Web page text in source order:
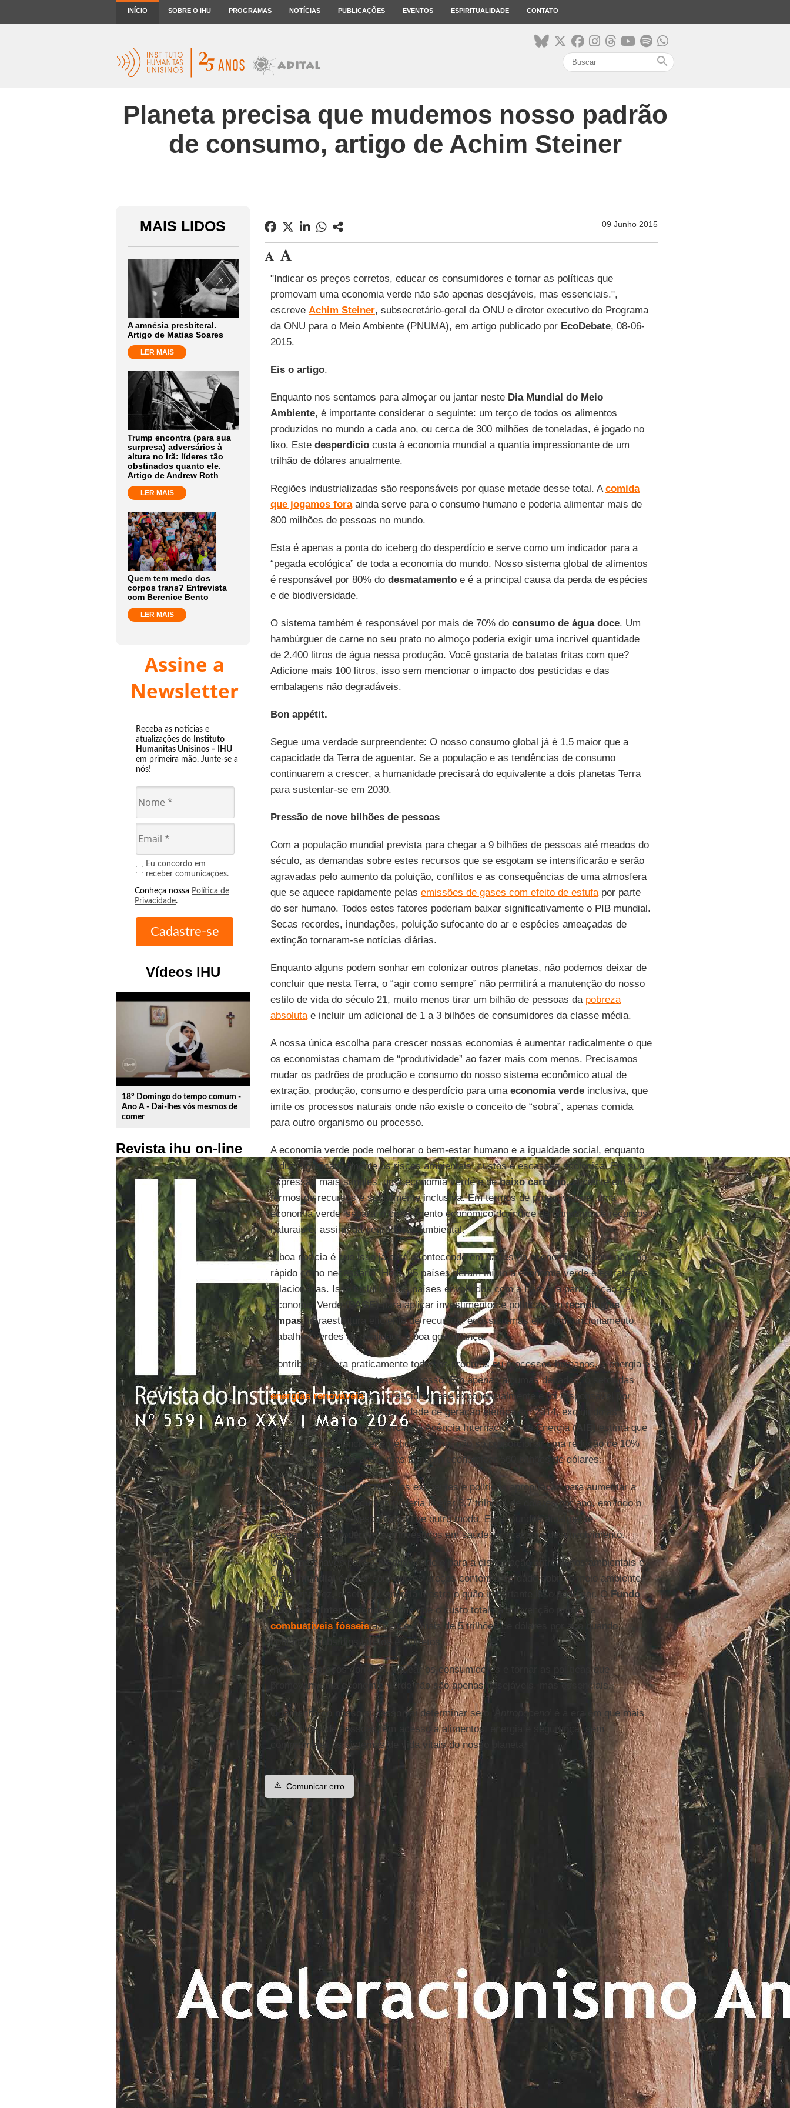
INÍCIO SOBRE O IHU PROGRAMAS NOTÍCIAS PUBLICAÇÕES EVENTOS ESPIRITUALIDADE CONTATO
search
Planeta precisa que mudemos nosso padrão
de consumo, artigo de Achim Steiner
MAIS LIDOS
A amnésia presbiteral.
Artigo de Matias Soares
LER MAIS
Trump encontra (para sua
surpresa) adversários à
altura no Irã: líderes tão
obstinados quanto ele.
Artigo de Andrew Roth
LER MAIS
Quem tem medo dos
corpos trans? Entrevista
com Berenice Bento
LER MAIS
Assine a
Newsletter
Receba as notícias e
atualizações do Instituto
Humanitas Unisinos – IHU
em primeira mão. Junte-se a
nós!
Eu concordo em
receber comunicações.
Conheça nossa Política de
Privacidade.
Vídeos IHU
play_circle_outline
18º Domingo do tempo comum -
Ano A - Dai-lhes vós mesmos de
comer
Revista ihu on-line
09 Junho 2015
"Indicar os preços corretos, educar os consumidores e tornar as políticas que
promovam uma economia verde não são apenas desejáveis, mas essenciais.",
escreve Achim Steiner, subsecretário-geral da ONU e diretor executivo do Programa
da ONU para o Meio Ambiente (PNUMA), em artigo publicado por EcoDebate, 08-06-
2015.
Eis o artigo.
Enquanto nos sentamos para almoçar ou jantar neste Dia Mundial do Meio
Ambiente, é importante considerar o seguinte: um terço de todos os alimentos
produzidos no mundo a cada ano, ou cerca de 300 milhões de toneladas, é jogado no
lixo. Este desperdíciocusta à economia mundial a quantia impressionante de um
trilhão de dólares anualmente.
Regiões industrializadas são responsáveis por quase metade desse total. Acomida
que jogamos foraainda serve para o consumo humano e poderia alimentar mais de
800 milhões de pessoas no mundo.
Esta é apenas a ponta do iceberg do desperdício e serve como um indicador para a
“pegada ecológica” de toda a economia do mundo. Nosso sistema global de alimentos
é responsável por 80% do desmatamentoe é a principal causa da perda de espécies
e de biodiversidade.
O sistema também é responsável por mais de 70% do consumo de água doce. Um
hambúrguer de carne no seu prato no almoço poderia exigir uma incrível quantidade
de 2.400 litros de água nessa produção. Você gostaria de batatas fritas com que?
Adicione mais 100 litros, isso sem mencionar o impacto dos pesticidas e das
embalagens não degradáveis.
Bon appétit.
Segue uma verdade surpreendente: O nosso consumo global já é 1,5 maior que a
capacidade da Terra de aguentar. Se a população e as tendências de consumo
continuarem a crescer, a humanidade precisará do equivalente a dois planetas Terra
para sustentar-se em 2030.
Pressão de nove bilhões de pessoas
Com a população mundial prevista para chegar a 9 bilhões de pessoas até meados do
século, as demandas sobre estes recursos que se esgotam se intensificarão e serão
agravadas pelo aumento da poluição, conflitos e as consequências de uma atmosfera
que se aquece rapidamente pelas emissões de gases com efeito de estufapor parte
do ser humano. Todos estes fatores poderiam baixar significativamente o PIB mundial.
Secas recordes, inundações, poluição sufocante do ar e espécies ameaçadas de
extinção tornaram-se notícias diárias.
Enquanto alguns podem sonhar em colonizar outros planetas, não podemos deixar de
concluir que nesta Terra, o “agir como sempre” não permitirá a manutenção do nosso
estilo de vida do século 21, muito menos tirar um bilhão de pessoas da pobreza
absolutae incluir um adicional de 1 a 3 bilhões de consumidores da classe média.
A nossa única escolha para crescer nossas economias é aumentar radicalmente o que
os economistas chamam de “produtividade” ao fazer mais com menos. Precisamos
mudar os padrões de produção e consumo do nosso sistema econômico atual de
extração, produção, consumo e desperdício para uma economia verdeinclusiva, que
imite os processos naturais onde não existe o conceito de “sobra”, apenas comida
para outro organismo ou processo.
A economia verde pode melhorar o bem-estar humano e a igualdade social, enquanto
reduz significativamente os riscos ambientais, custos e escassez ecológica. Em sua
expressão mais simples, uma economia verde é debaixo carbono, eficiente em
termos de recursos e socialmente inclusiva. Em termos de produtividade, uma
economia verde ‘separa’ o crescimento econômico do índice de consumo de recursos
naturais e, assim, da degradação ambiental.
A boa notícia é que isso já está acontecendo em partes da economia, embora não tão
rápido como necessário. Hoje, 65 países deram início a economia verde e estratégias
relacionadas. Isso inclui muitos países envolvidos com a Parceria para a Ação pela
Economia Verde (
PAGE) para aplicar investimentos e políticas emtecnologias
limpas, infraestrutura eficiente de recursos, ecossistemas em bom funcionamento,
trabalhos verdes de qualidade e boa governança.
Contribuindo para praticamente todos os produtos ou processos humanos, a energia é
um indicador dos impactos e progresso. Em apenas algumas décadas, o setor das
energias renováveistem crescido quase exponencialmente e foi responsável por
quase metade de toda a capacidade de geração elétrica em 2014, excluindo as
grandes centraishidroelétricas. A Agência Internacional de Energia (AIE ) estima que
incentivar a eficiência energética poderia, não só proporcionar uma redução de 10%
dessa demanda até 2030, mas também economizar 560 bilhões de dólares.
No geral, aproveitar tecnologias existentes e políticas apropriadas para aumentar a
produtividade dos recursos poderia liberar 3,7 trilhões de dólares por ano, em todo o
mundo, que hoje é desperdiçado de outro modo. Estes fundos atualmente
desperdiçados poderiam ser investidos em saúde, educação e desenvolvimento.
Uma das chaves para a produtividade e para a dissociação entre danos ambientais e
oPIB mundial
é fazer com que os preços contem a verdade sobre o meio ambiente.
Mais uma vez, o setor de energia mostra o quão importante isso pode ser. OFundo
Monetário Internacionalestima que o custo total da subvenção pública a
combustíveis fósseisascende a mais de 5 trilhões de dólares por ano quando
contamos subsídios diretos e indiretos.
Indicar os preços corretos, educar os consumidores e tornar as políticas que
promovam uma economia verde não são apenas desejáveis, mas essenciais.
O tamanho do nosso sucesso vai determinar se o ‘ Antropoceno
’ é a era em que mais
de 9 bilhões de pessoas têm acesso a alimentos, energia e segurança, sem
comprometer os sistemas de vida vitais do nosso planeta.
⚠️ Comunicar erro